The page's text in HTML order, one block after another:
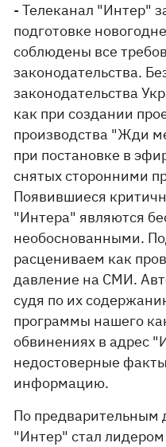
- Телеканал "Интер"
подготовке
соблюдены все
законодательства.
законодательства
как при создании
производства "Жди
при постановке в
снятых сторонними
Появившиеся
"Интера" являются
необоснованными.
расцениваем как
давление на СМИ.
судя по их
программы нашего
обвинениях в адрес
недостоверные
информацию.
По предварительным
"Интер" стал